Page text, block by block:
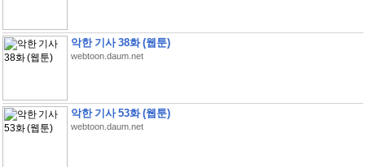
악한 기사 38화 (웹툰)
webtoon.daum.net
악한 기사 53화 (웹툰)
webtoon.daum.net